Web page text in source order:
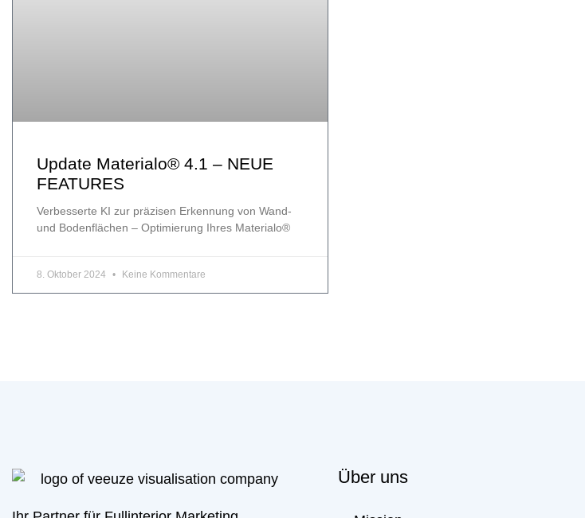
Update Materialo® 4.1 – NEUE
FEATURES
Verbesserte KI zur präzisen Erkennung von Wand-
und Bodenflächen – Optimierung Ihres Materialo®
8. Oktober 2024 Keine Kommentare
Über uns